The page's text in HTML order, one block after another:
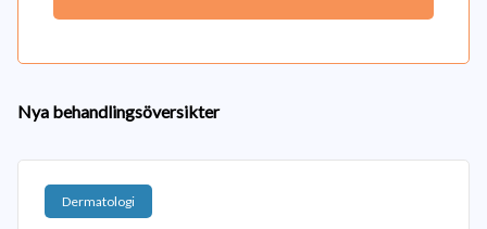
Nya behandlingsöversikter
Dermatologi